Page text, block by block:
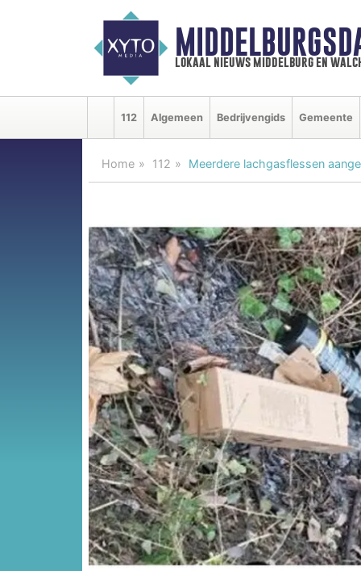
lokaal nieuws middelburg en
112 Algemeen Bedrijvengids Gemeente
Home 112 Meerdere lachgasflessen